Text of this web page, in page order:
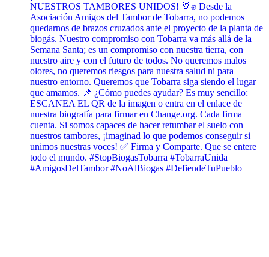
NUESTROS TAMBORES UNIDOS! 🥁✊ Desde la
Asociación Amigos del Tambor de Tobarra, no podemos
quedarnos de brazos cruzados ante el proyecto de la planta de
biogás. Nuestro compromiso con Tobarra va más allá de la
Semana Santa; es un compromiso con nuestra tierra, con
nuestro aire y con el futuro de todos. No queremos malos
olores, no queremos riesgos para nuestra salud ni para
nuestro entorno. Queremos que Tobarra siga siendo el lugar
que amamos. 📌 ¿Cómo puedes ayudar? Es muy sencillo:
ESCANEA EL QR de la imagen o entra en el enlace de
nuestra biografía para firmar en Change.org. Cada firma
cuenta. Si somos capaces de hacer retumbar el suelo con
nuestros tambores, ¡imaginad lo que podemos conseguir si
unimos nuestras voces! ✅ Firma y Comparte. Que se entere
todo el mundo. #StopBiogasTobarra #TobarraUnida
#AmigosDelTambor #NoAlBiogas #DefiendeTuPueblo